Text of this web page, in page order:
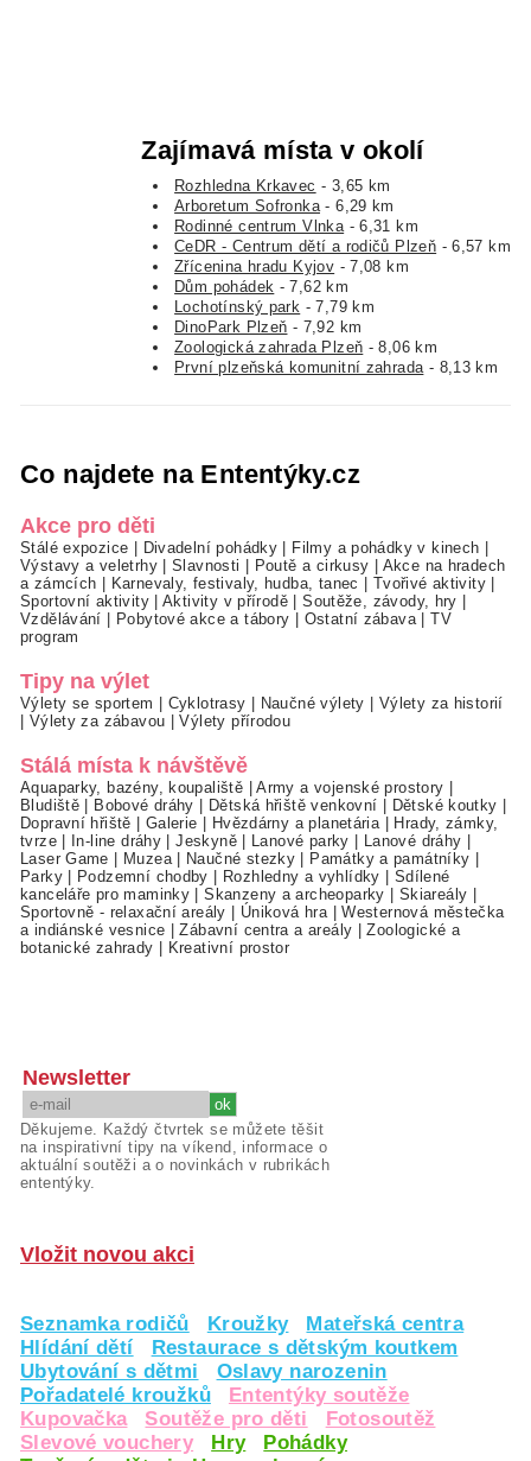
Zajímavá místa v okolí
Rozhledna Krkavec - 3,65 km
Arboretum Sofronka- 6,29 km
Rodinné centrum Vlnka- 6,31 km
CeDR - Centrum dětí a rodičů Plzeň - 6,57 km
Zřícenina hradu Kyjov - 7,08 km
Dům pohádek - 7,62 km
Lochotínský park - 7,79 km
DinoPark Plzeň - 7,92 km
Zoologická zahrada Plzeň - 8,06 km
První plzeňská komunitní zahrada- 8,13 km
Co najdete na Ententýky.cz
Akce pro děti
Stálé expozice Divadelní pohádky Filmy a pohádky v kinech
Výstavy a veletrhy|Slavnosti Poutě a cirkusy
Akce na hradech
a zámcích
Karnevaly, festivaly, hudba, tanec Tvořivé aktivity
Sportovní aktivity|Aktivity v přírodě |Soutěže, závody, hry
Vzdělávání
Pobytové akce a tábory Ostatní zábava|TV
program
Tipy na výlet
Výlety se sportem Cyklotrasy Naučné výlety
Výlety za historií
Výlety za zábavou |Výlety přírodou
Stálá místa k návštěvě
Aquaparky, bazény, koupaliště |Army a vojenské prostory
Bludiště
Bobové dráhy Dětská hřiště venkovní Dětské koutky
Dopravní hřiště
Galerie Hvězdárny a planetária|
Hrady, zámky,
tvrze| In-line dráhy |Jeskyně| Lanové parky Lanové dráhy
Laser Game
Muzea| Naučné stezky Památky a památníky
Parky| Podzemní chodby Rozhledny a vyhlídky
Sdílené
kanceláře pro maminky |Skanzeny a archeoparky Skiareály
Sportovně - relaxační areály
Úniková hra|Westernová městečka
a indiánské vesnice |Zábavní centra a areály |Zoologické a
botanické zahrady
Kreativní prostor
Newsletter
Děkujeme. Každý čtvrtek se můžete těšit
na inspirativní tipy na víkend, informace o
aktuální soutěži a o novinkách v rubrikách
ententýky.
Vložit novou akci
Seznamka rodičů Kroužky
Mateřská centra
Hlídání dětí
Restaurace s dětským koutkem
Ubytování s dětmi
Oslavy narozenin
Pořadatelé kroužků
Ententýky soutěže
Kupovačka
Soutěže pro děti
Fotosoutěž
Slevové vouchery
Hry
Pohádky